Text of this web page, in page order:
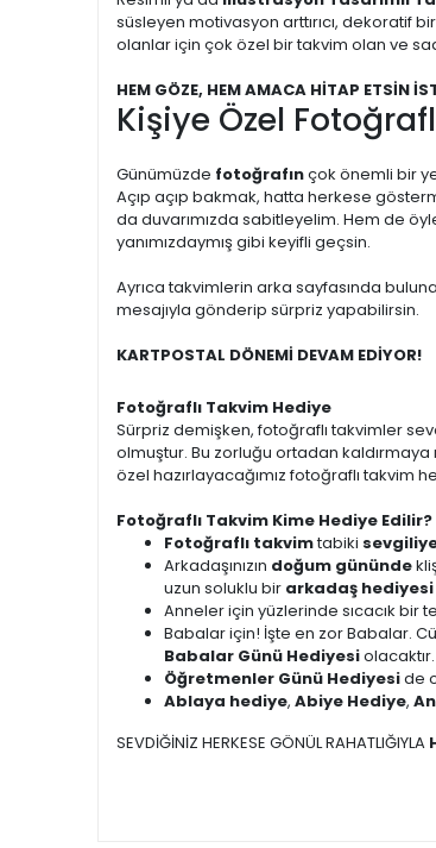
süsleyen motivasyon arttırıcı, dekoratif
olanlar için çok özel bir takvim olan ve
HEM GÖZE, HEM AMACA HİTAP ETSİN
Kişiye Özel
Günümüzde fotoğrafınçok önemli bir
Açıp açıp bakmak, hatta herkese
da duvarımızda sabitleyelim. Hem de
yanımızdaymış gibi keyifli geçsin.
Ayrıca takvimlerin arka sayfasında
mesajıyla gönderip sürpriz yapabilirsin.
KARTPOSTAL DÖNEMİ DEVAM EDİYOR!
Fotoğraflı Takvim Hediye
Sürpriz demişken, fotoğraflı takvimler
olmuştur. Bu zorluğu ortadan
özel hazırlayacağımız fotoğraflı takvim
Fotoğraflı Takvim Kime Hediye Edilir?
Fotoğraflı takvimtabiki
Arkadaşınızın doğum gününde
uzun soluklu bir arkadaş hediyesi
Anneler için yüzlerinde sıcacık bir
Babalar için! İşte en zor Babalar.
Babalar Günü Hediyesiolacaktır.
Öğretmenler Günü Hediyeside
Ablaya hediye, Abiye Hediye,
SEVDİĞİNİZ HERKESE GÖNÜL RAHATLIĞIYLA